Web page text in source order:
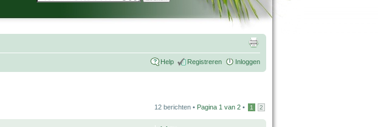
Help Registreren Inloggen
12 berichten • Pagina 1 van 2 • 1 2